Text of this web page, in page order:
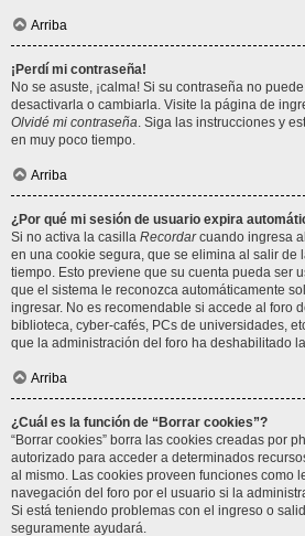
Arriba
¡Perdí mi contraseña!
No se asuste, ¡calma! Si su contraseña no
desactivarla o cambiarla. Visite la página de
Olvidé mi contraseña. Siga las instrucciones y
en muy poco tiempo.
Arriba
¿Por qué mi sesión de usuario expira
Si no activa la casilla Recordarcuando ingresa
en una cookie segura, que se elimina al salir de
tiempo. Esto previene que su cuenta pueda ser
que el sistema le reconozca automáticamente
ingresar. No es recomendable si accede al foro
biblioteca, cyber-cafés, PCs de universidades,
que la administración del foro ha deshabilitado
Arriba
¿Cuál es la función de “Borrar cookies”?
“Borrar cookies” borra las cookies creadas por
autorizado para acceder a determinados
al mismo. Las cookies proveen funciones como
navegación del foro por el usuario si la
Si está teniendo problemas con el ingreso o
seguramente ayudará.